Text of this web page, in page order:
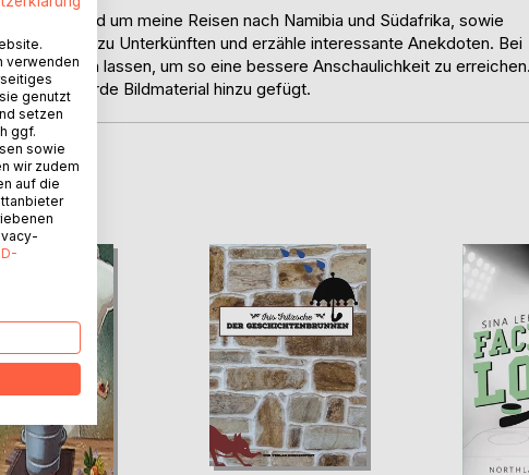
rund um meine Reisen nach Namibia und Südafrika, sowie
Hinweise zu Unterkünften und erzähle interessante Anekdoten. Bei
spielen lassen, um so eine bessere Anschaulichkeit zu erreichen.
wurde Bildmaterial hinzu gefügt.
verwenden
genutzt
setzen
ggf.
sowie
wir zudem
auf die